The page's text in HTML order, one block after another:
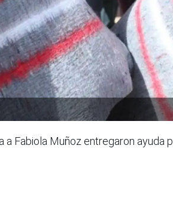
Fabiola Muñoz entregaron ayuda